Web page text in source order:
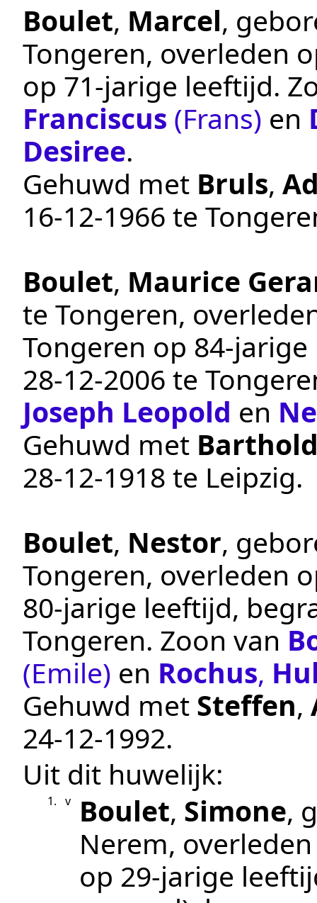
Boulet, Marcel,
Tongeren, overleden
op 71-jarige leeftijd.
Franciscus (Frans) en
Desiree.
Gehuwd met Bruls,
16‑12‑1966 te
Boulet, Maurice
te Tongeren,
Tongeren op 84-
28‑12‑2006 te
Joseph Leopold en
Gehuwd met
28‑12‑1918 te Leipzig.
Boulet, Nestor,
Tongeren, overleden
80-jarige leeftijd,
Tongeren. Zoon van
(Emile) en Rochus,
Gehuwd met Steffen,
24‑12‑1992.
Uit dit huwelijk:
1. v Boulet, Simone,
Nerem,
op 29-jarige